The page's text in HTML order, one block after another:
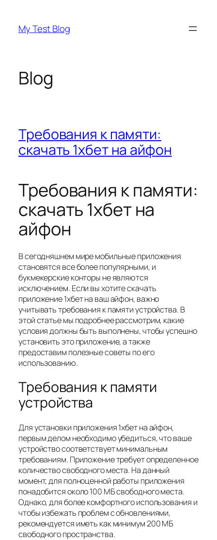
content
My Test Blog
Blog
Требования к памяти:
скачать 1хбет на айфон
Требования к памяти:
скачать 1хбет на
айфон
В сегодняшнем мире мобильные приложения
становятся все более популярными, и
букмекерские конторы не являются
исключением. Если вы хотите скачать
приложение 1хбет на ваш айфон, важно
учитывать требования к памяти устройства. В
этой статье мы подробнее рассмотрим, какие
условия должны быть выполнены, чтобы успешно
установить это приложение, а также
предоставим полезные советы по его
использованию.
Требования к памяти
устройства
Для установки приложения 1хбет на айфон,
первым делом необходимо убедиться, что ваше
устройство соответствует минимальным
требованиям. Приложение требует определенное
количество свободного места. На данный
момент, для полноценной работы приложения
понадобится около 100 МБ свободного места.
Однако, для более комфортного использования и
чтобы избежать проблем с обновлениями,
рекомендуется иметь как минимум 200 МБ
свободного пространства.